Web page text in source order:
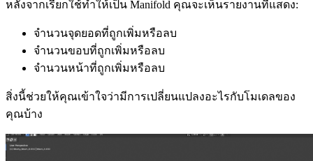
หลังจากเรียกใช้ทำให้เป็น Manifold คุณจะเห็นรายงานที่แสดง:
จำนวนจุดยอดที่ถูกเพิ่มหรือลบ
จำนวนขอบที่ถูกเพิ่มหรือลบ
จำนวนหน้าที่ถูกเพิ่มหรือลบ
สิ่งนี้ช่วยให้คุณเข้าใจว่ามีการเปลี่ยนแปลงอะไรกับโมเดลของ
คุณบ้าง